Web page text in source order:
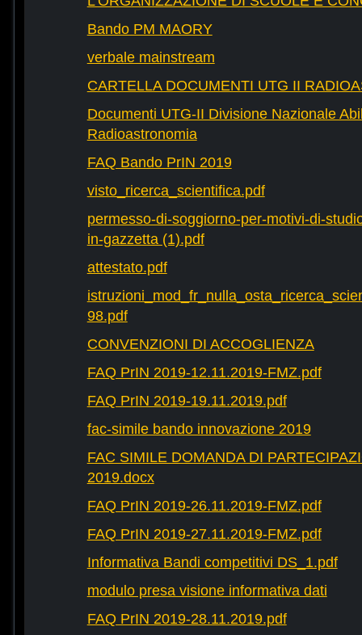
Bando PM MAORY
verbale mainstream
CARTELLA DOCUMENTI UTG II
Documenti UTG-II Divisione Nazionale
Radioastronomia
FAQ Bando PrIN 2019
visto_ricerca_scientifica.pdf
permesso-di-soggiorno-per-motivi-di-
in-gazzetta (1).pdf
attestato.pdf
98.pdf
CONVENZIONI DI ACCOGLIENZA
FAQ PrIN 2019-12.11.2019-FMZ.pdf
FAQ PrIN 2019-19.11.2019.pdf
fac-simile bando innovazione 2019
FAC SIMILE DOMANDA DI
2019.docx
FAQ PrIN 2019-26.11.2019-FMZ.pdf
FAQ PrIN 2019-27.11.2019-FMZ.pdf
Informativa Bandi competitivi DS_1.pdf
modulo presa visione informativa dati
FAQ PrIN 2019-28.11.2019.pdf